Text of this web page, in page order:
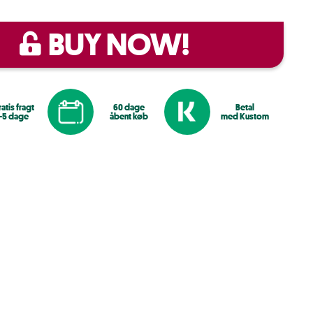
BUY NOW!
fragt
5 dage
60 dage
åbent køb
Betal
med Kustom